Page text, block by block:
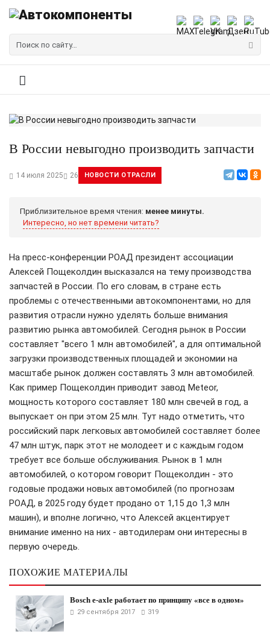
В России невыгодно производить запчасти
14 июля 2025 26 НОВОСТИ ОТРАСЛИ
Приблизительное время чтения: менее минуты.
Интересно, но нет времени читать?
На пресс-конференции РОАД президент ассоциации
Алексей Пощеколдин высказался на тему производства
запчастей в России. По его словам, в стране есть
проблемы с отечественными автокомпонентами, но для
развития отрасли нужно уделять больше внимания
развитию рынка автомобилей. Сегодня рынок в России
составляет "всего 1 млн автомобилей", а для оптимальной
загрузки производственных площадей и экономии на
масштабе рынок должен составлять 3 млн автомобилей.
Как пример Пощеколдин приводит завод Meteor,
мощность которого составляет 180 млн свечей в год, а
выпускает он при этом 25 млн. Тут надо отметить, что
российский парк легковых автомобилей составляет более
47 млн штук, парк этот не молодеет и с каждым годом
требует все больше обслуживания. Рынок в 1 млн
автомобилей, о котором говорит Пощеколдин - это
годовые продажи новых автомобилей (по прогнозам
РОАД, в 2025 году будет продано от 1,15 до 1,3 млн
машин), и вполне логично, что Алексей акцентирует
внимание именно на них - автодилерам они интересны в
первую очередь.
ПОХОЖИЕ МАТЕРИАЛЫ
Bosch e-axle работает по принципу «все в одном»
29 сентября 2017 319